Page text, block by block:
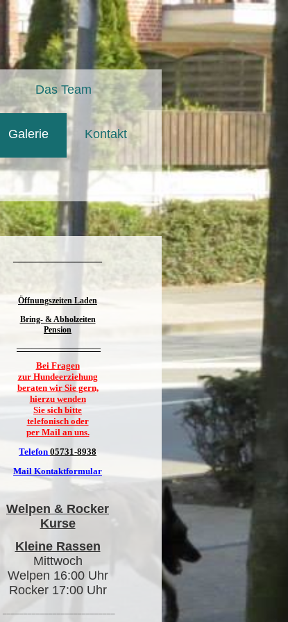
Das Team
Galerie Kontakt
Öffnungszeiten Laden
Bring- & Abholzeiten
Pension
———————————
Bei Fragen
zur Hundeerziehung
beraten wir Sie gern,
hierzu wenden
Sie sich bitte
telefonisch oder
per Mail an uns.
Telefon 05731-8938
Mail Kontaktformular
Welpen & Rocker
Kurse
Kleine Rassen
Mittwoch
Welpen 16:00 Uhr
Rocker 17:00 Uhr